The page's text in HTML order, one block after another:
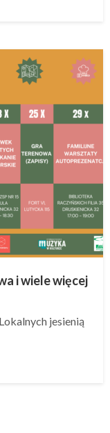
i wiele więcej
jesienią